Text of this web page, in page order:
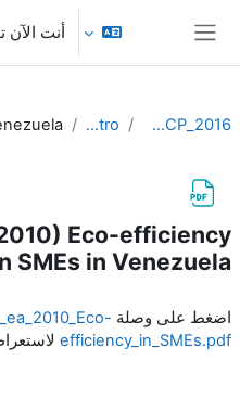
تخطى إلى المحتوى الرئيسي
أنت
2016_OCW_IRMCP
CP-Intro
Eco-efficiency
SMEs in Venezuela ..
اضغط على وصلة
efficiency_in_SMEs.pdf